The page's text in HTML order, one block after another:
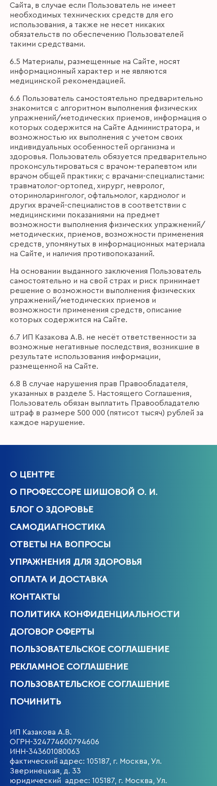
Сайта, в случае если Пользователь не имеет
необходимых технических средств для его
использования, а также не несет никаких
обязательств по обеспечению Пользователей
такими средствами.
6.5 Материалы, размещенные на Сайте, носят
информационный характер и не являются
медицинской рекомендацией.
6.6 Пользователь самостоятельно предварительно
знакомится с алгоритмом выполнения физических
упражнений/методических приемов, информация о
которых содержится на Сайте Администратора, и
возможностью их выполнения с учетом своих
индивидуальных особенностей организма и
здоровья. Пользователь обязуется предварительно
проконсультироваться с врачом-терапевтом или
врачом общей практики; с врачами-специалистами:
травматолог-ортопед, хирург, невролог,
оториноларинголог, офтальмолог, кардиолог и
других врачей-специалистов в соответствии с
медицинскими показаниями на предмет
возможности выполнения физических упражнений/
методических, приемов, возможности применения
средств, упомянутых в информационных материала
на Сайте, и наличия противопоказаний.
На основании выданного заключения Пользователь
самостоятельно и на свой страх и риск принимает
решение о возможности выполнения физических
упражнений/методических приемов и
возможности применения средств, описание
которых содержится на Сайте.
6.7 ИП Казакова А.В. не несёт ответственности за
возможные негативные последствия, возникшие в
результате использования информации,
размещенной на Сайте.
6.8 В случае нарушения прав Правообладателя,
указанных в разделе 5. Настоящего Соглашения,
Пользователь обязан выплатить Правообладателю
штраф в размере 500 000 (пятисот тысяч) рублей за
каждое нарушение.
О ЦЕНТРЕ
О ПРОФЕССОРЕ ШИШОВОЙ О. И.
БЛОГ О ЗДОРОВЬЕ
САМОДИАГНОСТИКА
ОТВЕТЫ НА ВОПРОСЫ
УПРАЖНЕНИЯ ДЛЯ ЗДОРОВЬЯ
ОПЛАТА И ДОСТАВКА
КОНТАКТЫ
ПОЛИТИКА КОНФИДЕНЦИАЛЬНОСТИ
ДОГОВОР ОФЕРТЫ
ПОЛЬЗОВАТЕЛЬСКОЕ СОГЛАШЕНИЕ
РЕКЛАМНОЕ СОГЛАШЕНИЕ
ПОЛЬЗОВАТЕЛЬСКОЕ СОГЛАШЕНИЕ
ПОЧИНИТЬ
ИП Казакова А.В.
ОГРН-324774600794606
ИНН-343601080063
фактический адрес: 105187, г. Москва, Ул.
Зверинецкая, д. 33
юридический адрес: 105187, г. Москва, Ул.